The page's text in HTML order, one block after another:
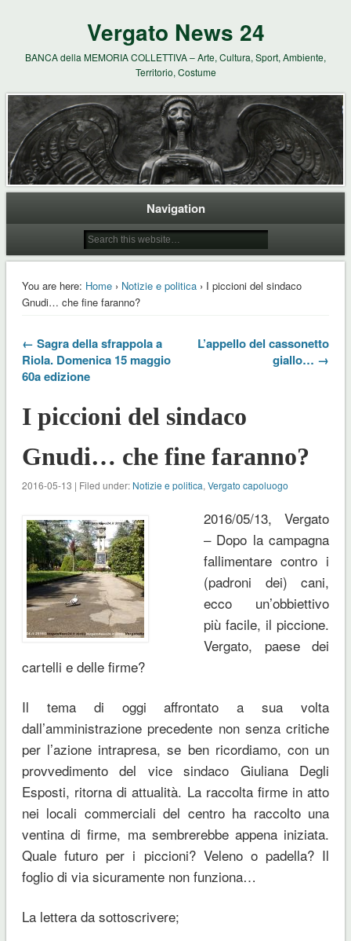
Vergato News 24
BANCA della MEMORIA COLLETTIVA – Arte, Cultura, Sport, Ambiente,
Territorio, Costume
Navigation
You are here: Home› Notizie e politica› I piccioni del sindaco
Gnudi… che fine faranno?
← Sagra della sfrappola a
Riola. Domenica 15 maggio
60a edizione
L’appello del cassonetto
giallo… →
I piccioni del sindaco
Gnudi… che fine faranno?
2016-05-13 | Filed under: Notizie e politica, Vergato capoluogo
2016/05/13, Vergato
– Dopo la campagna
fallimentare contro i
(padroni dei) cani,
ecco un’obbiettivo
più facile, il piccione.
Vergato, paese dei
cartelli e delle firme?
Il tema di oggi affrontato a sua volta
dall’amministrazione precedente non senza critiche
per l’azione intrapresa, se ben ricordiamo, con un
provvedimento del vice sindaco Giuliana Degli
Esposti, ritorna di attualità. La raccolta firme in atto
nei locali commerciali del centro ha raccolto una
ventina di firme, ma sembrerebbe appena iniziata.
Quale futuro per i piccioni? Veleno o padella? Il
foglio di via sicuramente non funziona…
La lettera da sottoscrivere;